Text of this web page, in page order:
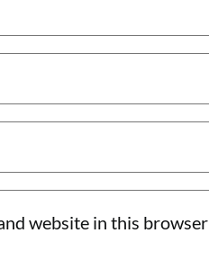
website in this